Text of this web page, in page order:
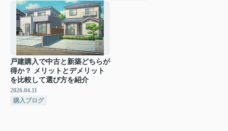
戸建購入で中古と新築どちらが
得か？ メリットとデメリット
を比較して選び方を紹介
2026.04.11
購入ブログ